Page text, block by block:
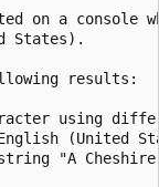
on a console
States).
results:
using
(United
"A